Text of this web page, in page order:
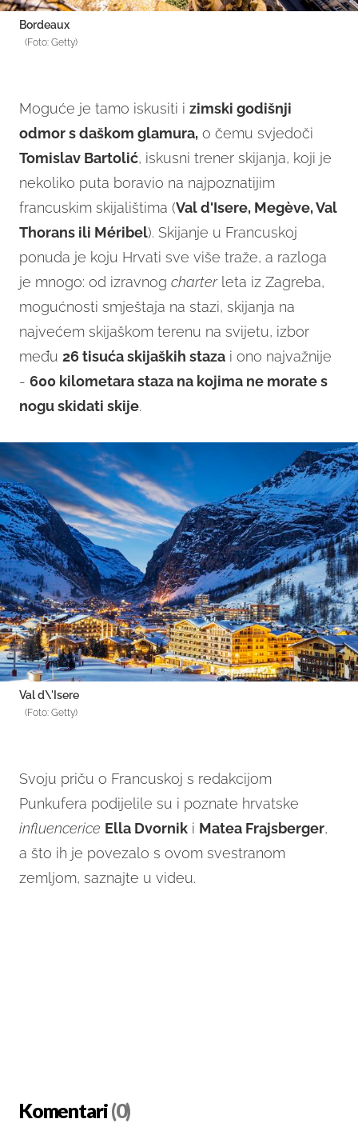
Bordeaux
(Foto: Getty)
Moguće je tamo iskusiti i zimski godišnji
odmor s daškom glamura, o čemu svjedoči
Tomislav Bartolić, iskusni trener skijanja, koji je
nekoliko puta boravio na najpoznatijim
francuskim skijalištima (Val d'Isere, Megève, Val
Thorans ili Méribel). Skijanje u Francuskoj
ponuda je koju Hrvati sve više traže, a razloga
je mnogo: od izravnog charterleta iz Zagreba,
mogućnosti smještaja na stazi, skijanja na
najvećem skijaškom terenu na svijetu, izbor
među 26 tisuća skijaških staza i ono najvažnije
- 600 kilometara staza na kojima ne morate s
nogu skidati skije.
Val d\'Isere
(Foto: Getty)
Svoju priču o Francuskoj s redakcijom
Punkufera podijelile su i poznate hrvatske
influencerice Ella Dvornik i Matea Frajsberger,
a što ih je povezalo s ovom svestranom
zemljom, saznajte u videu.
Komentari(0)